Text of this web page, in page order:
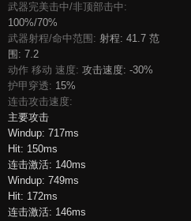
武器完美击中/非顶部击中:
100%/70%
武器射程/命中范围: 射程: 41.7 范
围: 7.2
动作 移动 速度: 攻击速度: -30%
护甲穿透: 15%
连击攻击速度:
主要攻击
Windup: 717ms
Hit: 150ms
连击激活: 140ms
Windup: 749ms
Hit: 172ms
连击激活: 146ms